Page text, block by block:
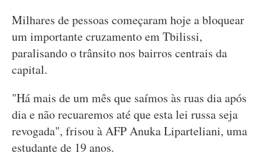
Milhares de pessoas começaram hoje a bloquear
um importante cruzamento em Tbilissi,
paralisando o trânsito nos bairros centrais da
capital.
"Há mais de um mês que saímos às ruas dia após
dia e não recuaremos até que esta lei russa seja
revogada", frisou à AFP Anuka Liparteliani, uma
estudante de 19 anos.